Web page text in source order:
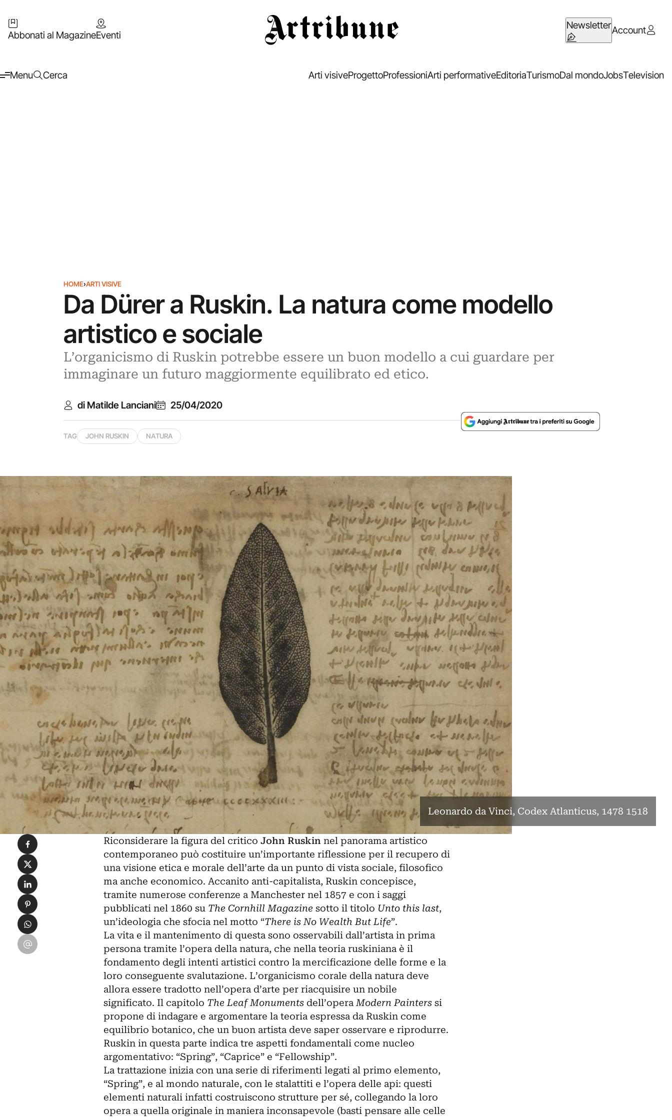
Abbonati al MagazineEventi
NewsletterAccount
Menu Cerca Arti visiveProgettoProfessioniArti performativeEditoriaTurismoDal mondoJobsTelevision
HOME›ARTI VISIVE
Da Dürer a Ruskin. La natura come modello
artistico e sociale
L’organicismo di Ruskin potrebbe essere un buon modello a cui guardare per
immaginare un futuro maggiormente equilibrato ed etico.
di Matilde Lanciani 25/04/2020
TAG JOHN RUSKIN NATURA
Leonardo da Vinci, Codex Atlanticus, 1478 1518
Riconsiderare la figura del critico John Ruskinnel panorama artistico
contemporaneo può costituire un’importante riflessione per il recupero di
una visione etica e morale dell’arte da un punto di vista sociale, filosofico
ma anche economico. Accanito anti-capitalista, Ruskin concepisce,
tramite numerose conferenze a Manchester nel 1857 e con i saggi
pubblicati nel 1860 su The Cornhill Magazinesotto il titolo Unto this last,
un’ideologia che sfocia nel motto “There is No Wealth But Life”.
La vita e il mantenimento di questa sono osservabili dall’artista in prima
persona tramite l’opera della natura, che nella teoria ruskiniana è il
fondamento degli intenti artistici contro la mercificazione delle forme e la
loro conseguente svalutazione. L’organicismo corale della natura deve
allora essere tradotto nell’opera d’arte per riacquisire un nobile
significato. Il capitolo The Leaf Monumentsdell’operaModern Painterssi
propone di indagare e argomentare la teoria espressa da Ruskin come
equilibrio botanico, che un buon artista deve saper osservare e riprodurre.
Ruskin in questa parte indica tre aspetti fondamentali come nucleo
argomentativo: “Spring”, “Caprice” e “Fellowship”.
La trattazione inizia con una serie di riferimenti legati al primo elemento,
“Spring”, e al mondo naturale, con le stalattiti e l’opera delle api: questi
elementi naturali infatti costruiscono strutture per sé, collegando la loro
opera a quella originale in maniera inconsapevole (basti pensare alle celle
Condividi su Facebook
Condividi su X
Condividi su LinkedIn
Condividi su Pinterest
Condividi su WhatsApp
Condividi su Email